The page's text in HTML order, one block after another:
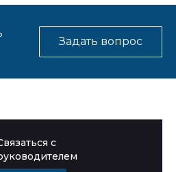
Задать вопрос
с